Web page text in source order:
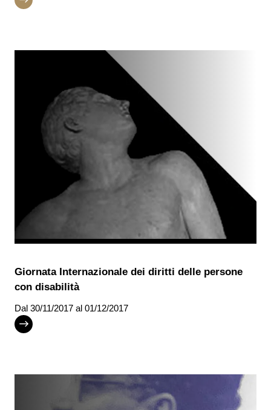
Giornata Internazionale dei diritti delle persone
con disabilità
Dal 30/11/2017 al 01/12/2017